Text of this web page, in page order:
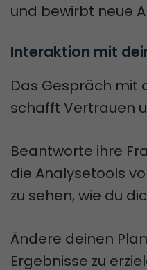
und bewirbt neue
Interaktion mit
Das Gespräch mit
schafft Vertrauen
Beantworte ihre
die Analysetools
zu sehen, wie du
Ändere deinen
Ergebnisse zu